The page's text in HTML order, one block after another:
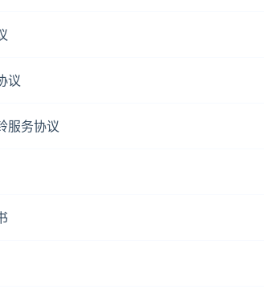
议
服务协议